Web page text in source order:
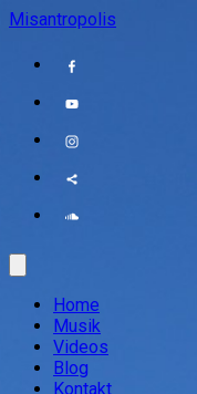
Misantropolis
Home
Musik
Videos
Blog
Kontakt